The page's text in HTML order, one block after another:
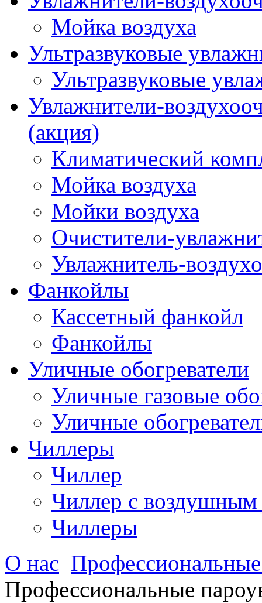
Мойка воздуха
Ультразвуковые
Ультразвуковые
Увлажнители-
(акция)
Климатический
Мойка воздуха
Мойки воздуха
Очистители-
Увлажнитель-
Фанкойлы
Кассетный фанкойл
Фанкойлы
Уличные обогреватели
Уличные газовые
Уличные
Чиллеры
Чиллер
Чиллер с воздушным
Чиллеры
О нас
Профессиональные